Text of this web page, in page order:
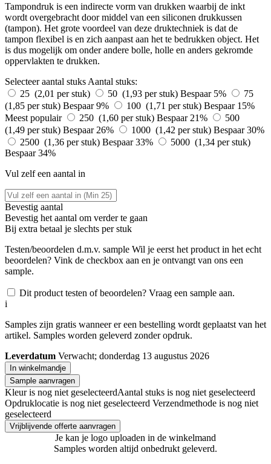
Tampondruk is een indirecte vorm van drukken waarbij de inkt
wordt overgebracht door middel van een siliconen drukkussen
(tampon). Het grote voordeel van deze druktechniek is dat de
tampon flexibel is en zich aanpast aan het te bedrukken object. Het
is dus mogelijk om onder andere bolle, holle en anders gekromde
oppervlakten te drukken.
Selecteer aantal stuks Aantal stuks:
25 (2,01 per stuk)
50 (1,93 per stuk) Bespaar 5%
75
(1,85 per stuk) Bespaar 9% 100 (1,71 per stuk) Bespaar 15%
Meest populair
250 (1,60 per stuk) Bespaar 21%
500
(1,49 per stuk) Bespaar 26% 1000 (1,42 per stuk) Bespaar 30%
2500 (1,36 per stuk) Bespaar 33%
5000 (1,34 per stuk)
Bespaar 34%
Vul zelf een aantal in
Bevestig aantal
Bevestig het aantal om verder te gaan
Bij extra betaal je slechts per stuk
Testen/beoordelen d.m.v. sample Wil je eerst het product in het echt
beoordelen? Vink de checkbox aan en je ontvangt van ons een
sample.
Dit product testen of beoordelen? Vraag een sample aan.
i
Samples zijn gratis wanneer er een bestelling wordt geplaatst van het
artikel. Samples worden geleverd zonder opdruk.
Leverdatum Verwacht; donderdag 13 augustus 2026
In winkelmandje
Sample aanvragen
Kleur is nog niet geselecteerdAantal stuks is nog niet geselecteerd
Opdruklocatie is nog niet geselecteerd Verzendmethode is nog niet
geselecteerd
Vrijblijvende offerte aanvragen
Je kan je logo uploaden in de winkelmand
Samples worden altijd onbedrukt geleverd.